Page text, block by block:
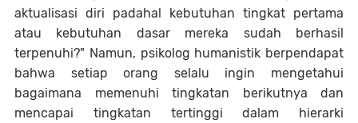
aktualisasi diri padahal kebutuhan tingkat pertama
atau kebutuhan dasar mereka sudah berhasil
terpenuhi?" Namun, psikolog humanistik berpendapat
bahwa setiap orang selalu ingin mengetahui
bagaimana memenuhi tingkatan berikutnya dan
mencapai tingkatan tertinggi dalam hierarki